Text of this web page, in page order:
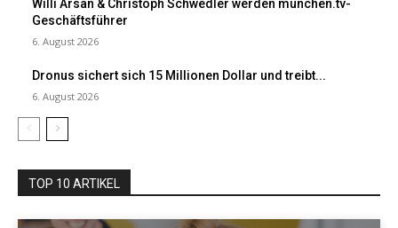
Willi Arsan & Christoph Schwedler werden münchen.tv-
Geschäftsführer
6. August 2026
Dronus sichert sich 15 Millionen Dollar und treibt...
6. August 2026
TOP 10 ARTIKEL